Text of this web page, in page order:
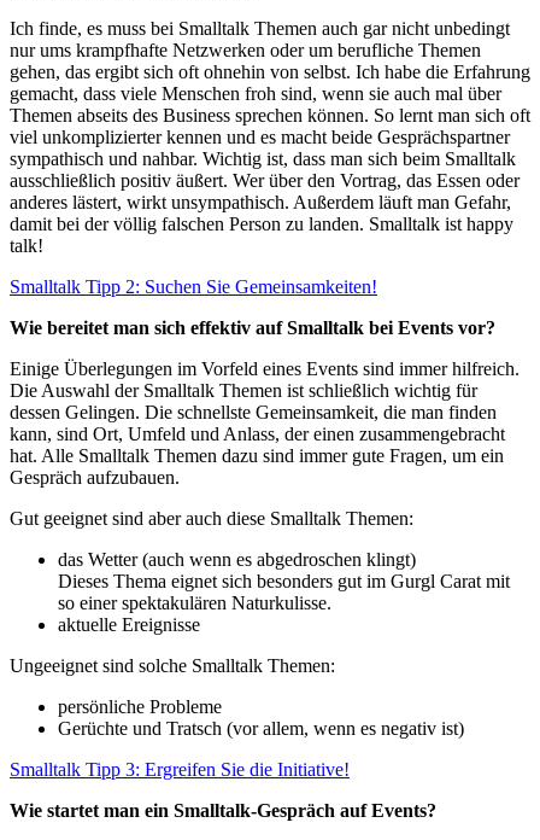
Ich finde, es muss bei Smalltalk Themen auch gar nicht unbedingt
nur ums krampfhafte Netzwerken oder um berufliche Themen
gehen, das ergibt sich oft ohnehin von selbst. Ich habe die Erfahrung
gemacht, dass viele Menschen froh sind, wenn sie auch mal über
Themen abseits des Business sprechen können. So lernt man sich oft
viel unkomplizierter kennen und es macht beide Gesprächspartner
sympathisch und nahbar. Wichtig ist, dass man sich beim Smalltalk
ausschließlich positiv äußert. Wer über den Vortrag, das Essen oder
anderes lästert, wirkt unsympathisch. Außerdem läuft man Gefahr,
damit bei der völlig falschen Person zu landen. Smalltalk ist happy
talk!
Smalltalk Tipp 2: Suchen Sie Gemeinsamkeiten!
Wie bereitet man sich effektiv auf Smalltalk bei Events vor?
Einige Überlegungen im Vorfeld eines Events sind immer hilfreich.
Die Auswahl der Smalltalk Themen ist schließlich wichtig für
dessen Gelingen. Die schnellste Gemeinsamkeit, die man finden
kann, sind Ort, Umfeld und Anlass, der einen zusammengebracht
hat. Alle Smalltalk Themen dazu sind immer gute Fragen, um ein
Gespräch aufzubauen.
Gut geeignet sind aber auch diese Smalltalk Themen:
das Wetter (auch wenn es abgedroschen klingt)
Dieses Thema eignet sich besonders gut im Gurgl Carat mit
so einer spektakulären Naturkulisse.
aktuelle Ereignisse
Ungeeignet sind solche Smalltalk Themen:
persönliche Probleme
Gerüchte und Tratsch (vor allem, wenn es negativ ist)
Smalltalk Tipp 3: Ergreifen Sie die Initiative!
Wie startet man ein Smalltalk-Gespräch auf Events?